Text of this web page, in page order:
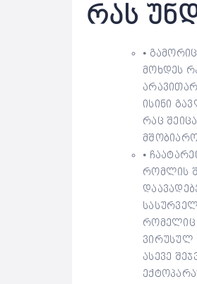
რას
⦁
მოხდეს
ისინი
რაც
⦁
რომლის
რომელიც
ვირუსულ
ასევე